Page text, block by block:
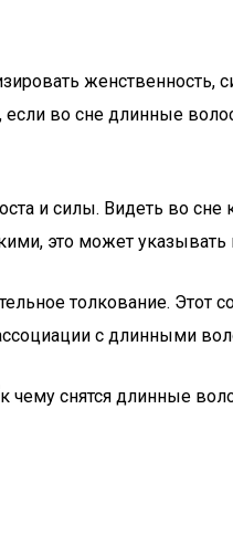
женственность,
во сне длинные
и силы. Видеть во
это может указывать
толкование. Этот
с длинными